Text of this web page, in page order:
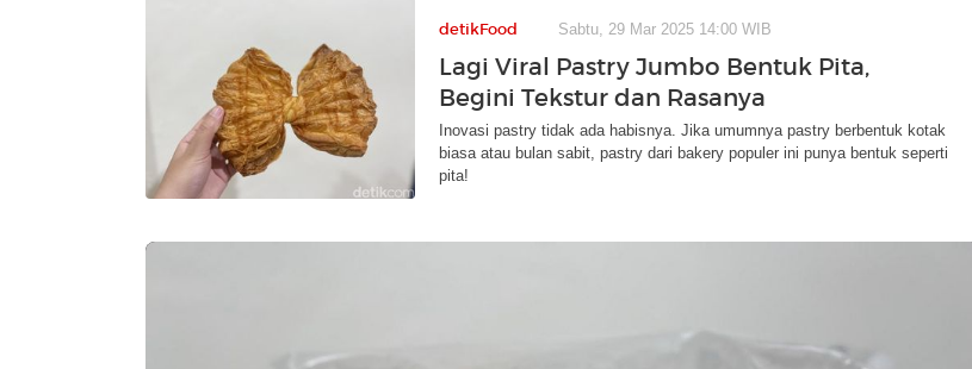
detikFood Sabtu, 29 Mar 2025 14:00 WIB
Lagi Viral Pastry Jumbo Bentuk Pita,
Begini Tekstur dan Rasanya
Inovasi pastry tidak ada habisnya. Jika umumnya pastry berbentuk kotak
biasa atau bulan sabit, pastry dari bakery populer ini punya bentuk seperti
pita!